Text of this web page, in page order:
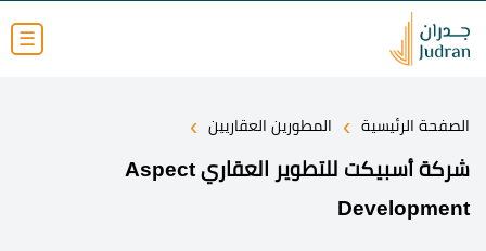
☰
الصفحة الرئيسية › المطورين العقاريين ›
شركة أسبيكت للتطوير العقاري Aspect
Development